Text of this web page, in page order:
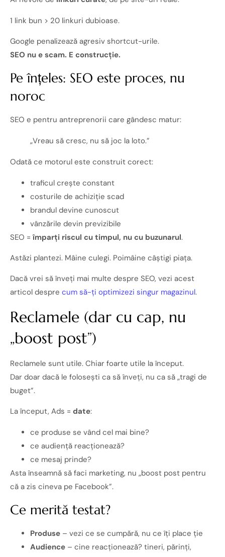
1 link bun > 20 linkuri dubioase.
Google penalizează agresiv shortcut-urile.
SEO nu e scam. E construcție.
Pe înțeles: SEO este proces, nu
noroc
SEO e pentru antreprenorii care gândesc matur:
„Vreau să cresc, nu să joc la loto.”
Odată ce motorul este construit corect:
traficul crește constant
costurile de achiziție scad
brandul devine cunoscut
vânzările devin previzibile
SEO =împarți riscul cu timpul, nu cu buzunarul.
Astăzi plantezi. Mâine culegi. Poimâine câștigi piața.
Dacă vrei să înveți mai multe despre SEO, vezi acest
articol despre cum să-ți optimizezi singur magazinul.
Reclamele (dar cu cap, nu
„boost post”)
Reclamele sunt utile. Chiar foarte utile la început.
Dar doar dacă le folosești ca să înveți, nu ca să „tragi de
buget”.
La început, Ads = date:
ce produse se vând cel mai bine?
ce audiență reacționează?
ce mesaj prinde?
Asta înseamnă să faci marketing, nu „boost post pentru
că a zis cineva pe Facebook”.
Ce merită testat?
Produse – vezi ce se cumpără, nu ce îți place ție
Audience – cine reacționează? tineri, părinți,